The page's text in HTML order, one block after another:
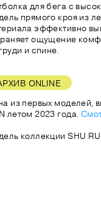
для бега с
прямого кроя из
эффективно
ощущение
и спине.
ONLINE
из первых моделей,
летом 2023 года.
коллекции SHU